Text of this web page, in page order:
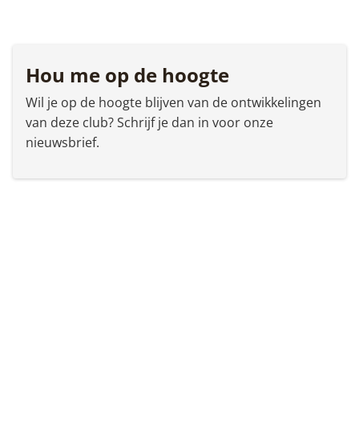
Hou me op de hoogte
Wil je op de hoogte blijven van de ontwikkelingen
van deze club? Schrijf je dan in voor onze
nieuwsbrief.